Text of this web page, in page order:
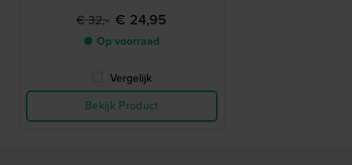
€ 32,- € 24,95
● Op voorraad
Vergelijk
Bekijk Product